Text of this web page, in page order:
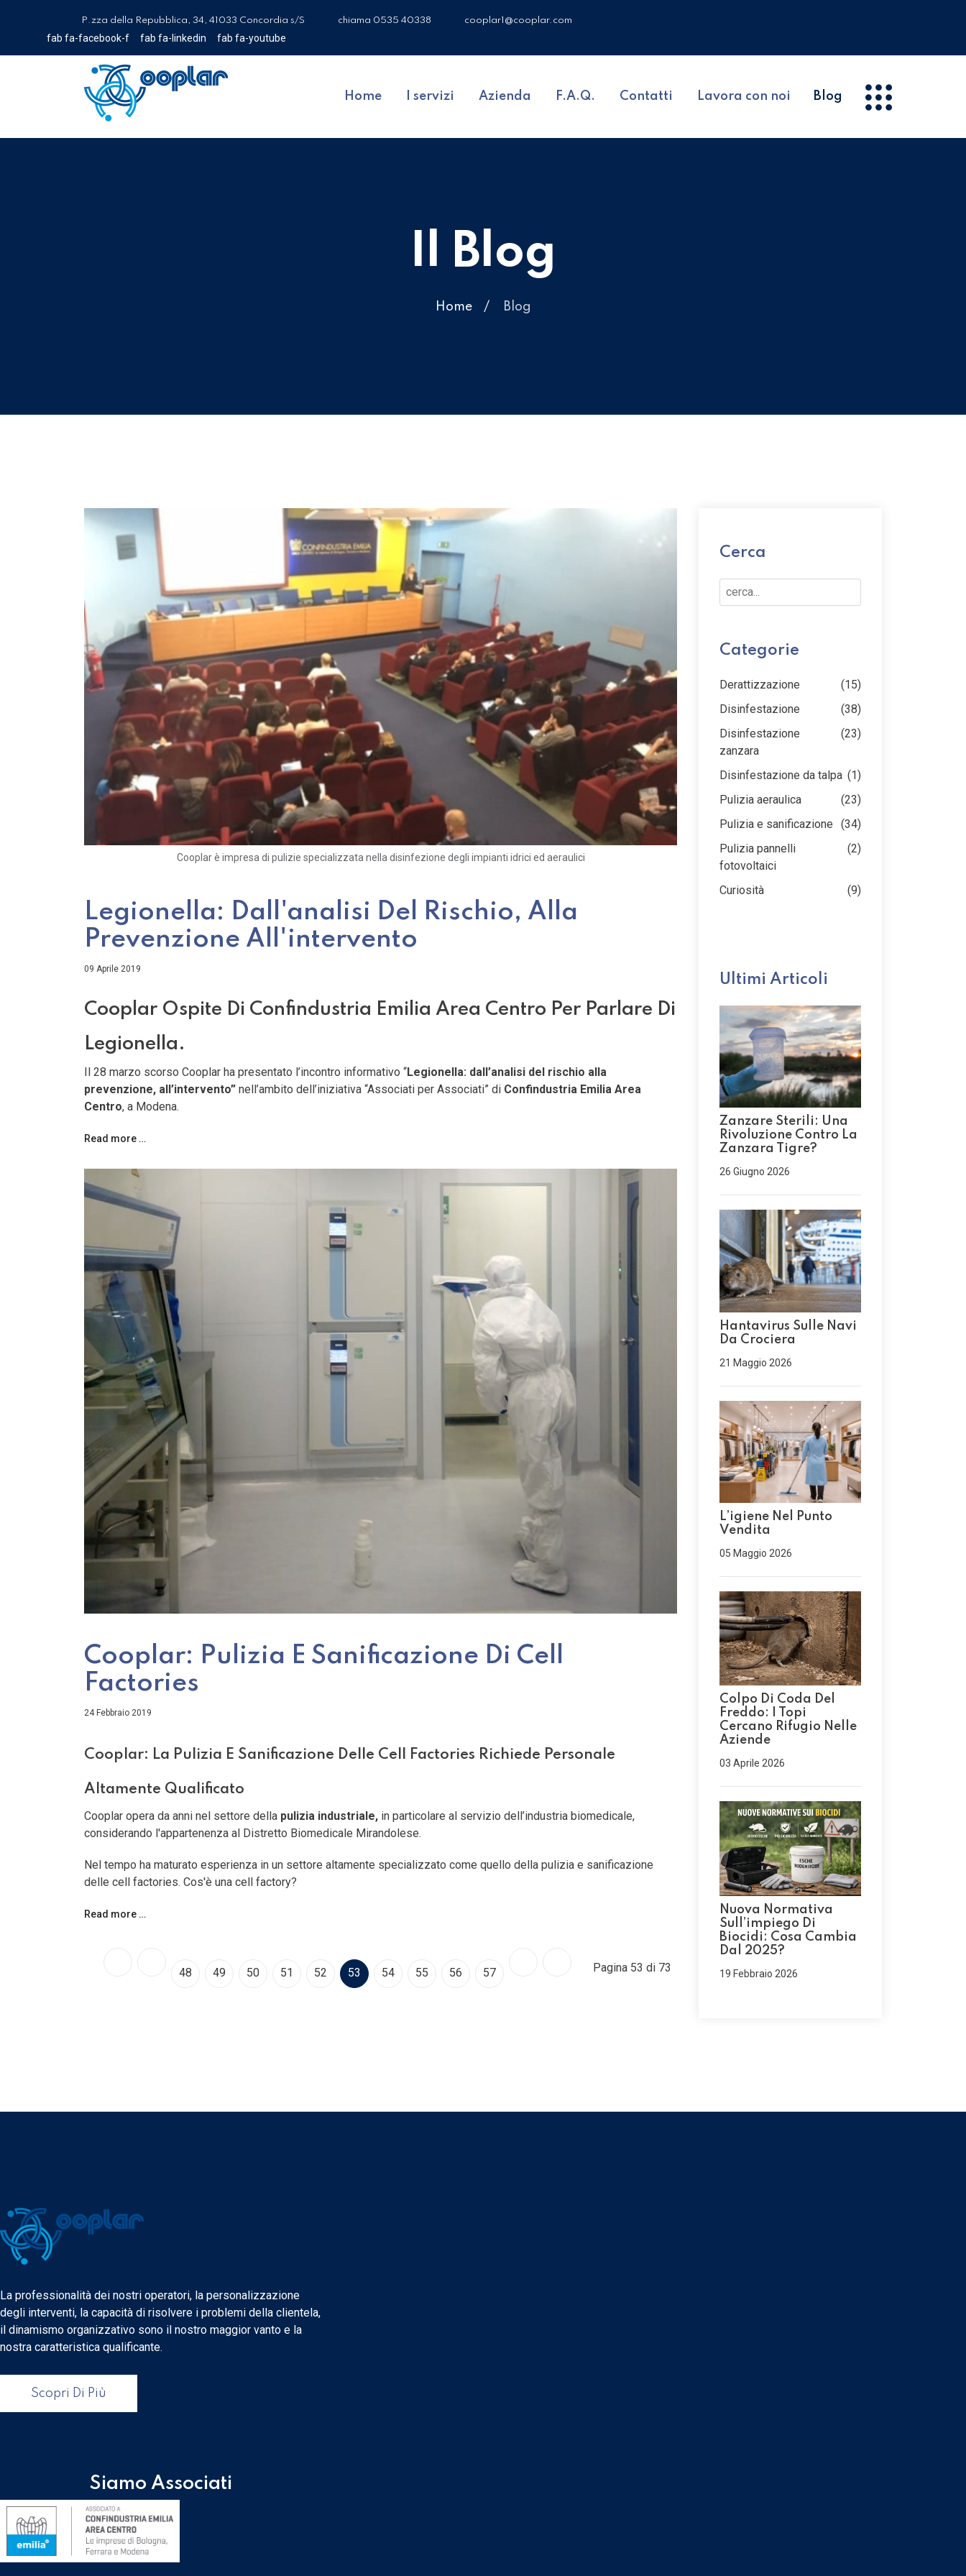
P.zza della Repubblica, 34, 41033 Concordia s/S chiama 0535 40338 cooplar1@cooplar.com
fab fa-facebook-f fab fa-linkedin fab fa-youtube
Home I servizi Azienda F.A.Q. Contatti Lavora con noi Blog
Il Blog
Home Blog
Cooplar è impresa di pulizie specializzata nella disinfezione degli impianti idrici ed aeraulici
Legionella: Dall'analisi Del Rischio, Alla
Prevenzione All'intervento
09 Aprile 2019
Cooplar Ospite Di Confindustria Emilia Area Centro Per Parlare Di
Legionella.
Il 28 marzo scorso Cooplar ha presentato l’incontro informativo “Legionella: dall’analisi del rischio alla
prevenzione, all’intervento” nell’ambito dell’iniziativa “Associati per Associati” di Confindustria Emilia Area
Centro, a Modena.
Read more …
Cooplar: Pulizia E Sanificazione Di Cell
Factories
24 Febbraio 2019
Cooplar: La Pulizia E Sanificazione Delle Cell Factories Richiede Personale
Altamente Qualificato
Cooplar opera da anni nel settore della pulizia industriale, in particolare al servizio dell’industria biomedicale,
considerando l'appartenenza al Distretto Biomedicale Mirandolese.
Nel tempo ha maturato esperienza in un settore altamente specializzato come quello della pulizia e sanificazione
delle cell factories. Cos'è una cell factory?
Read more …
Pagina 53 di 73
48 49 50 51 52 53 54 55 56 57
Cerca
Cerca...
Categorie
Derattizzazione
(15)
Disinfestazione
(38)
Disinfestazione
zanzara
(23)
Disinfestazione da talpa (1)
Pulizia aeraulica
(23)
Pulizia e sanificazione
(34)
Pulizia pannelli
fotovoltaici
(2)
Curiosità (9)
Ultimi Articoli
Zanzare Sterili: Una
Rivoluzione Contro La
Zanzara Tigre?
26 Giugno 2026
Hantavirus Sulle Navi
Da Crociera
21 Maggio 2026
L’igiene Nel Punto
Vendita
05 Maggio 2026
Colpo Di Coda Del
Freddo: I Topi
Cercano Rifugio Nelle
Aziende
03 Aprile 2026
Nuova Normativa
Sull’impiego Di
Biocidi: Cosa Cambia
Dal 2025?
19 Febbraio 2026
La professionalità dei nostri operatori, la personalizzazione
degli interventi, la capacità di risolvere i problemi della clientela,
il dinamismo organizzativo sono il nostro maggior vanto e la
nostra caratteristica qualificante.
Scopri Di Più
Siamo Associati